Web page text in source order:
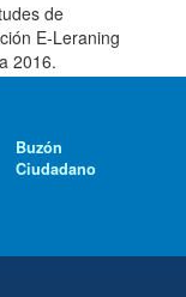
de
E-Leraning
2016.
Buzón
Ciudadano